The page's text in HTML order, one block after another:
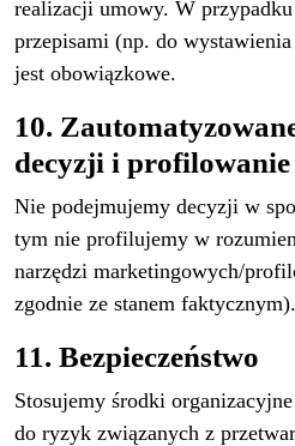
realizacji umowy. W
przepisami (np. do
jest obowiązkowe.
10.
decyzji i profilowanie
Nie podejmujemy decyzji w
tym nie profilujemy w
narzędzi marketingowych/
zgodnie ze stanem faktycznym).
11. Bezpieczeństwo
Stosujemy środki
do ryzyk związanych z